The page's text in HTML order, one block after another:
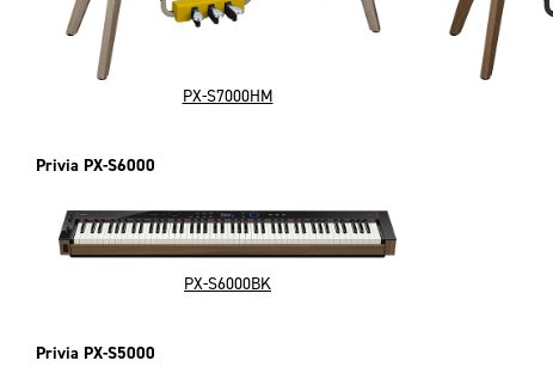
PX-S7000HM
Privia PX-S6000
PX-S6000BK
Privia PX-S5000